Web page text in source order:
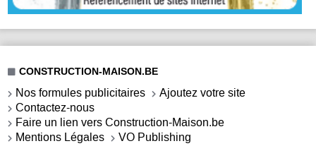
CONSTRUCTION-MAISON.BE
Nos formules publicitaires
Ajoutez votre site
Contactez-nous
Faire un lien vers Construction-Maison.be
Mentions Légales
VO Publishing